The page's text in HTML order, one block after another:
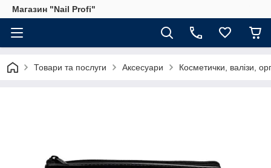
Магазин "Nail Profi"
Товари та послуги Аксесуари Косметички, валізи,